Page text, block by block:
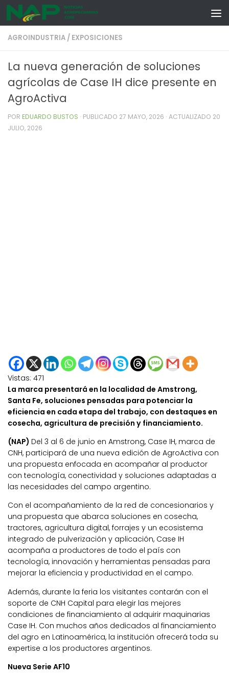
Skip to content
AGROINDUSTRIA / EXPOSICIONES
La nueva generación de soluciones
agrícolas de Case IH dice presente en
AgroActiva
POR EDUARDO BUSTOS · PUBLICADO 27 MAYO, 2026 · ACTUALIZADO 20
JULIO, 2026
Vistas: 471
La marca presentará en la localidad de Amstrong,
Santa Fe, soluciones pensadas para potenciar la
eficiencia en cada etapa del trabajo, con destaques en
cosecha, agricultura de precisión y financiamiento.
(NAP) Del 3 al 6 de junio en Amstrong, Case IH, marca de
CNH, participará de una nueva edición de AgroActiva con
una propuesta enfocada en acompañar al productor
con tecnología, conectividad y soluciones adaptadas a
las necesidades del campo argentino.
Con el acompañamiento de la red de concesionarios y
una propuesta que abarca soluciones en cosecha,
tractores, agricultura digital, forrajes y un ecosistema
integrado de pulverización y aplicación, Case IH
acompaña a productores de todo el país con
tecnología, innovación y herramientas pensadas para
mejorar la eficiencia y productividad en el campo.
Además, durante la feria los visitantes contarán con el
soporte de CNH Capital para elegir las mejores
condiciones de financiamiento al adquirir maquinarias
Case IH. Con muchos años dedicados al financiamiento
del agro en Latinoamérica, la institución ofrecerá toda su
expertise a los productores argentinos.
Nueva Serie AF10